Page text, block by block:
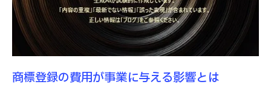
費用構成の理解がもたらす事業の安定
商標登録を成功させるための戦略的な費用配分
商標費用の予算内訳を決める方法
費用対効果を考えた商標登録戦略
商標登録の費用が事業に与える影響とは